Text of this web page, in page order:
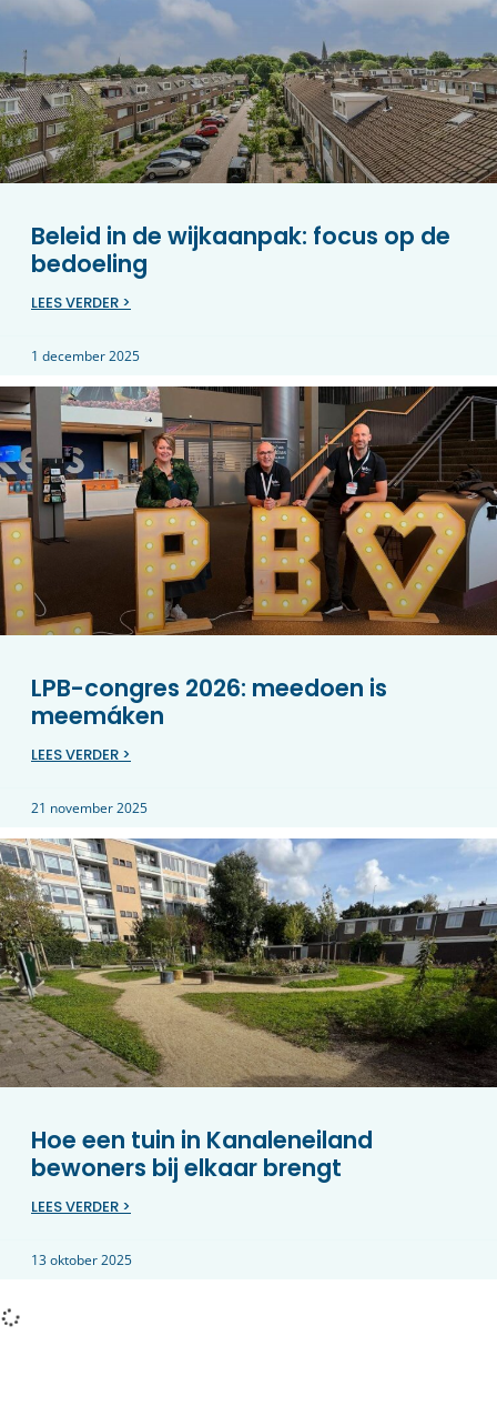
Beleid in de wijkaanpak: focus op de
bedoeling
LEES VERDER >
1 december 2025
LPB-congres 2026: meedoen is
meemáken
LEES VERDER >
21 november 2025
Hoe een tuin in Kanaleneiland
bewoners bij elkaar brengt
LEES VERDER >
13 oktober 2025